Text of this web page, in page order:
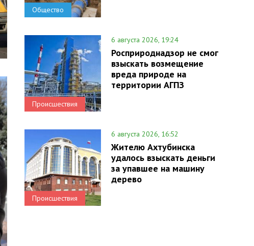
Общество
Происшествия
6 августа 2026, 19:24
Росприроднадзор не смог
взыскать возмещение
вреда природе на
территории АГПЗ
Происшествия
6 августа 2026, 16:52
Жителю Ахтубинска
удалось взыскать деньги
за упавшее на машину
дерево